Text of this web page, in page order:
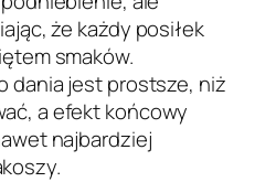
że każdy posiłek
smaków.
dania jest prostsze, niż
a efekt końcowy
najbardziej